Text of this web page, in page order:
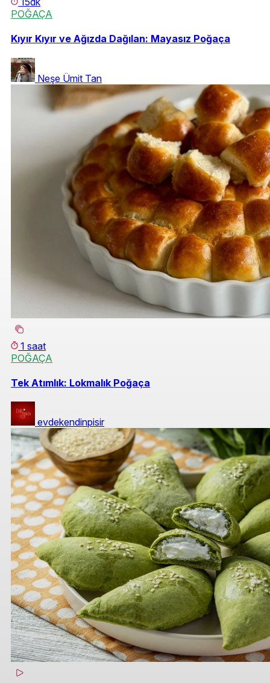
POĞAÇA
Kıyır Kıyır ve Ağızda Dağılan: Mayasız Poğaça
Neşe Ümit Tan
1 saat
POĞAÇA
Tek Atımlık: Lokmalık Poğaça
evdekendinpisir